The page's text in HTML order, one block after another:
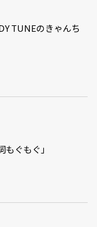
TUNEのきゃんち
もぐもぐ」